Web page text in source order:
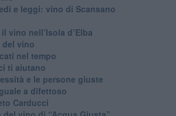
e leggi: vino di Scansano
vino nell’Isola d’Elba
del vino
nel tempo
ti aiutano
e le persone giuste
a difettoso
Carducci